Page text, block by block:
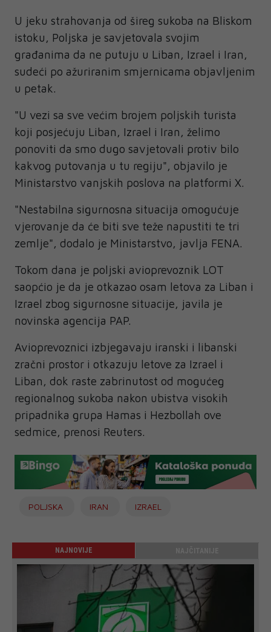
U jeku strahovanja od šireg sukoba na Bliskom
istoku, Poljska je savjetovala svojim
građanima da ne putuju u Liban, Izrael i Iran,
sudeći po ažuriranim smjernicama objavljenim
u petak.
"U vezi sa sve većim brojem poljskih turista
koji posjećuju Liban, Izrael i Iran, želimo
ponoviti da smo dugo savjetovali protiv bilo
kakvog putovanja u tu regiju", objavilo je
Ministarstvo vanjskih poslova na platformi X.
"Nestabilna sigurnosna situacija omogućuje
vjerovanje da će biti sve teže napustiti te tri
zemlje", dodalo je Ministarstvo, javlja FENA.
Tokom dana je poljski avioprevoznik LOT
saopćio je da je otkazao osam letova za Liban i
Izrael zbog sigurnosne situacije, javila je
novinska agencija PAP.
Avioprevoznici izbjegavaju iranski i libanski
zračni prostor i otkazuju letove za Izrael i
Liban, dok raste zabrinutost od mogućeg
regionalnog sukoba nakon ubistva visokih
pripadnika grupa Hamas i Hezbollah ove
sedmice, prenosi Reuters.
POLJSKA IRAN IZRAEL
NAJNOVIJE